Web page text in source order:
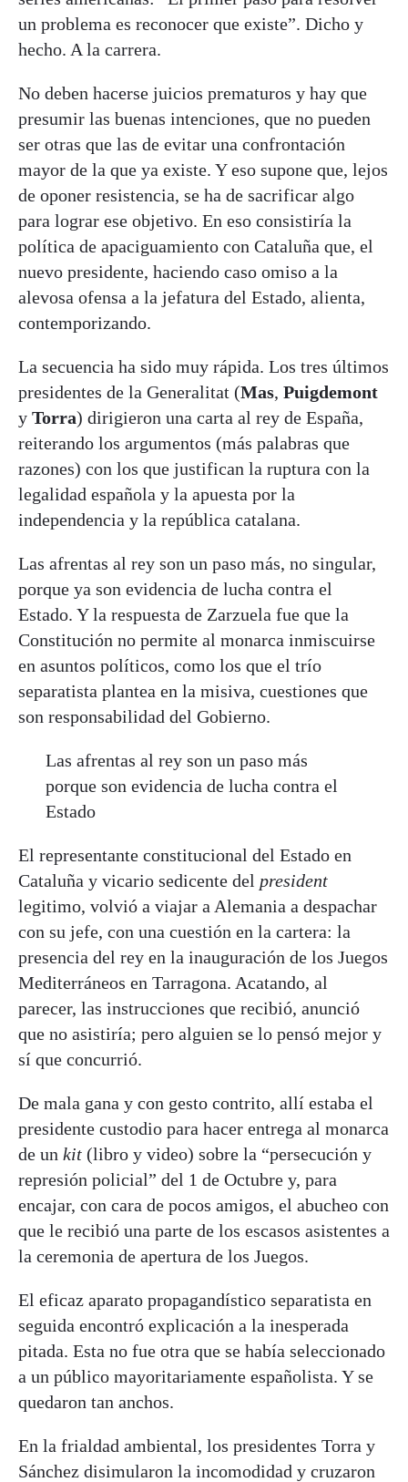
un problema es reconocer que existe”. Dicho y
hecho. A la carrera.
No deben hacerse juicios prematuros y hay que
presumir las buenas intenciones, que no pueden
ser otras que las de evitar una confrontación
mayor de la que ya existe. Y eso supone que, lejos
de oponer resistencia, se ha de sacrificar algo
para lograr ese objetivo. En eso consistiría la
política de apaciguamiento con Cataluña que, el
nuevo presidente, haciendo caso omiso a la
alevosa ofensa a la jefatura del Estado, alienta,
contemporizando.
La secuencia ha sido muy rápida. Los tres últimos
presidentes de la Generalitat (Mas, Puigdemont
y Torra) dirigieron una carta al rey de España,
reiterando los argumentos (más palabras que
razones) con los que justifican la ruptura con la
legalidad española y la apuesta por la
independencia y la república catalana.
Las afrentas al rey son un paso más, no singular,
porque ya son evidencia de lucha contra el
Estado. Y la respuesta de Zarzuela fue que la
Constitución no permite al monarca inmiscuirse
en asuntos políticos, como los que el trío
separatista plantea en la misiva, cuestiones que
son responsabilidad del Gobierno.
Las afrentas al rey son un paso más
porque son evidencia de lucha contra el
Estado
El representante constitucional del Estado en
Cataluña y vicario sedicente del president
legitimo, volvió a viajar a Alemania a despachar
con su jefe, con una cuestión en la cartera: la
presencia del rey en la inauguración de los Juegos
Mediterráneos en Tarragona. Acatando, al
parecer, las instrucciones que recibió, anunció
que no asistiría; pero alguien se lo pensó mejor y
sí que concurrió.
De mala gana y con gesto contrito, allí estaba el
presidente custodio para hacer entrega al monarca
de un kit (libro y video) sobre la “persecución y
represión policial” del 1 de Octubre y, para
encajar, con cara de pocos amigos, el abucheo con
que le recibió una parte de los escasos asistentes a
la ceremonia de apertura de los Juegos.
El eficaz aparato propagandístico separatista en
seguida encontró explicación a la inesperada
pitada. Esta no fue otra que se había seleccionado
a un público mayoritariamente españolista. Y se
quedaron tan anchos.
En la frialdad ambiental, los presidentes Torra y
Sánchez disimularon la incomodidad y cruzaron